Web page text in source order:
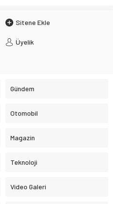
Sitene Ekle
Üyelik
Gündem
Otomobil
Magazin
Teknoloji
Video Galeri